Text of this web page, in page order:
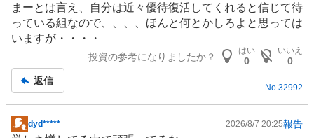
子
見
0
売
り
た
まーとは言え、自分は近々優待復活してくれると信じて待
っている組なので、、、、ほんと何とかしろよと思っては
いますが・・・・
投資の参考になりましたか？
はい
0
いいえ
0
返信
No.32992
掲
dyd***** 2026/8/7 20:25報告